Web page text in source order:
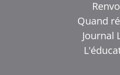
Quand
Journal